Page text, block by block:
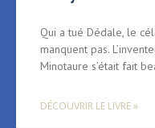
Qui a tué Dédale, le
manquent pas.
Minotaure s’était fait
DÉCOUVRIR LE LIVRE »